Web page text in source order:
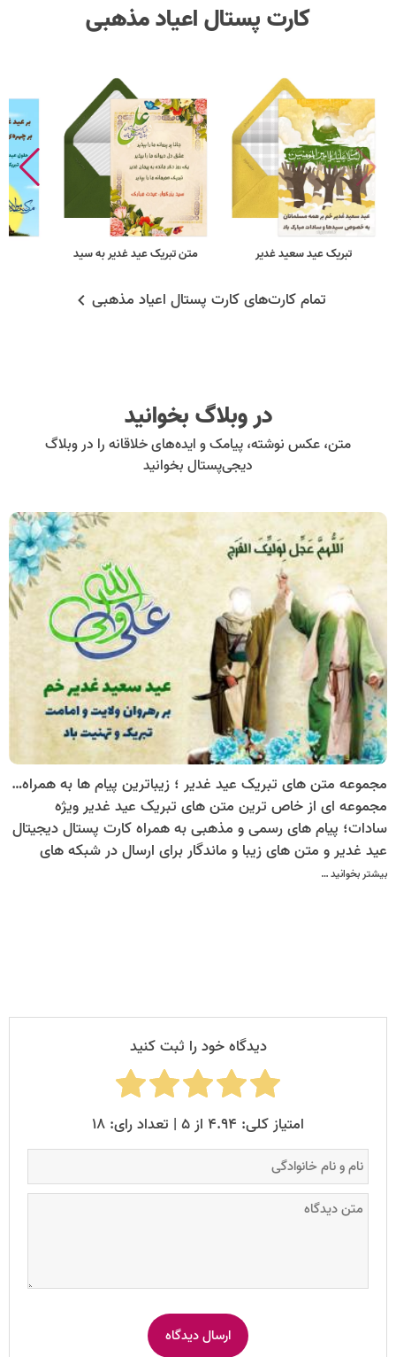
کارت پستال اعیاد مذهبی
تبریک عید سعید غدیر متن تبریک عید غدیر به سید
تمام کارت‌های کارت پستال اعیاد مذهبی
در وبلاگ بخوانید
متن، عکس نوشته، پیامک و ایده‌های خلاقانه را در وبلاگ
دیجی‌پستال بخوانید
مجموعه متن های تبریک عید غدیر ؛ زیباترین پیام ها به همراه کارت پستال دیجیتال تبریک عید غدیر
مجموعه ای از خاص ترین متن های تبریک عید غدیر ویژه
سادات؛ پیام های رسمی و مذهبی به همراه کارت پستال دیجیتال
عید غدیر و متن های زیبا و ماندگار برای ارسال در شبکه های
اجتماعی.
بیشتر بخوانید …
دیدگاه خود را ثبت کنید
امتیاز کلی: ۴.۹۴ از ۵ | تعداد رای: ۱۸